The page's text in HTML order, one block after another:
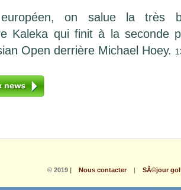
on salue la très
Kaleka qui finit à la seconde
Open derrière Michael Hoey.
© 2019 | Nous contacter | SÃ©jour